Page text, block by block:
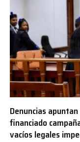
Denuncias
financiado
vacíos legales